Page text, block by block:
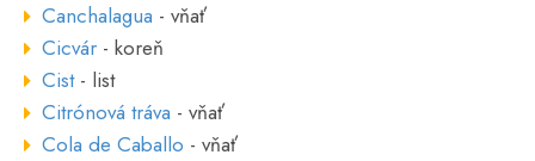
Canchalagua - vňať
Cicvár - koreň
Cist- list
Citrónová tráva - vňať
Cola de Caballo - vňať